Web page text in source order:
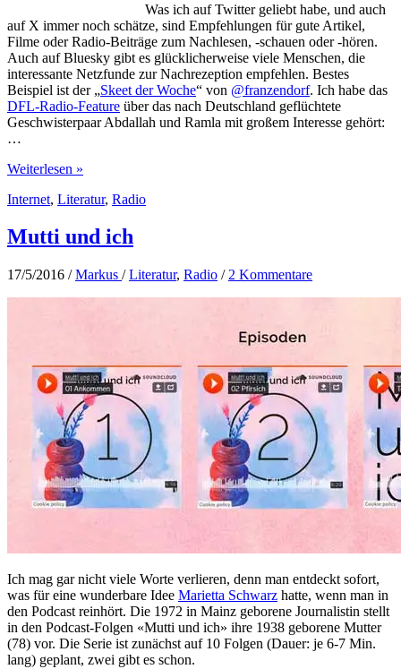
Was ich auf Twitter geliebt habe, und auch
auf X immer noch schätze, sind Empfehlungen für gute Artikel,
Filme oder Radio-Beiträge zum Nachlesen, -schauen oder -hören.
Auch auf Bluesky gibt es glücklicherweise viele Menschen, die
interessante Netzfunde zur Nachrezeption empfehlen. Bestes
Beispiel ist der „Skeet der Woche“ von @franzendorf. Ich habe das
DFL-Radio-Feature über das nach Deutschland geflüchtete
Geschwisterpaar Abdallah und Ramla mit großem Interesse gehört:
…
Radio-
über
und
Entfremdung
Weiterlesen »
Internet, Literatur, Radio
Mutti und ich
17/5/2016 /Markus /Literatur, Radio / 2 Kommentare
Ich mag gar nicht viele Worte verlieren, denn man entdeckt sofort,
was für eine wunderbare Idee Marietta Schwarz hatte, wenn man in
den Podcast reinhört. Die 1972 in Mainz geborene Journalistin stellt
in den Podcast-Folgen «Mutti und ich» ihre 1938 geborene Mutter
(78) vor. Die Serie ist zunächst auf 10 Folgen (Dauer: je 6-7 Min.
lang) geplant, zwei gibt es schon.